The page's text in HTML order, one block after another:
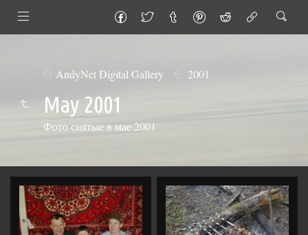
AndyNet Digital Gallery 2001
May 2001
Фото снятые в мае 2001